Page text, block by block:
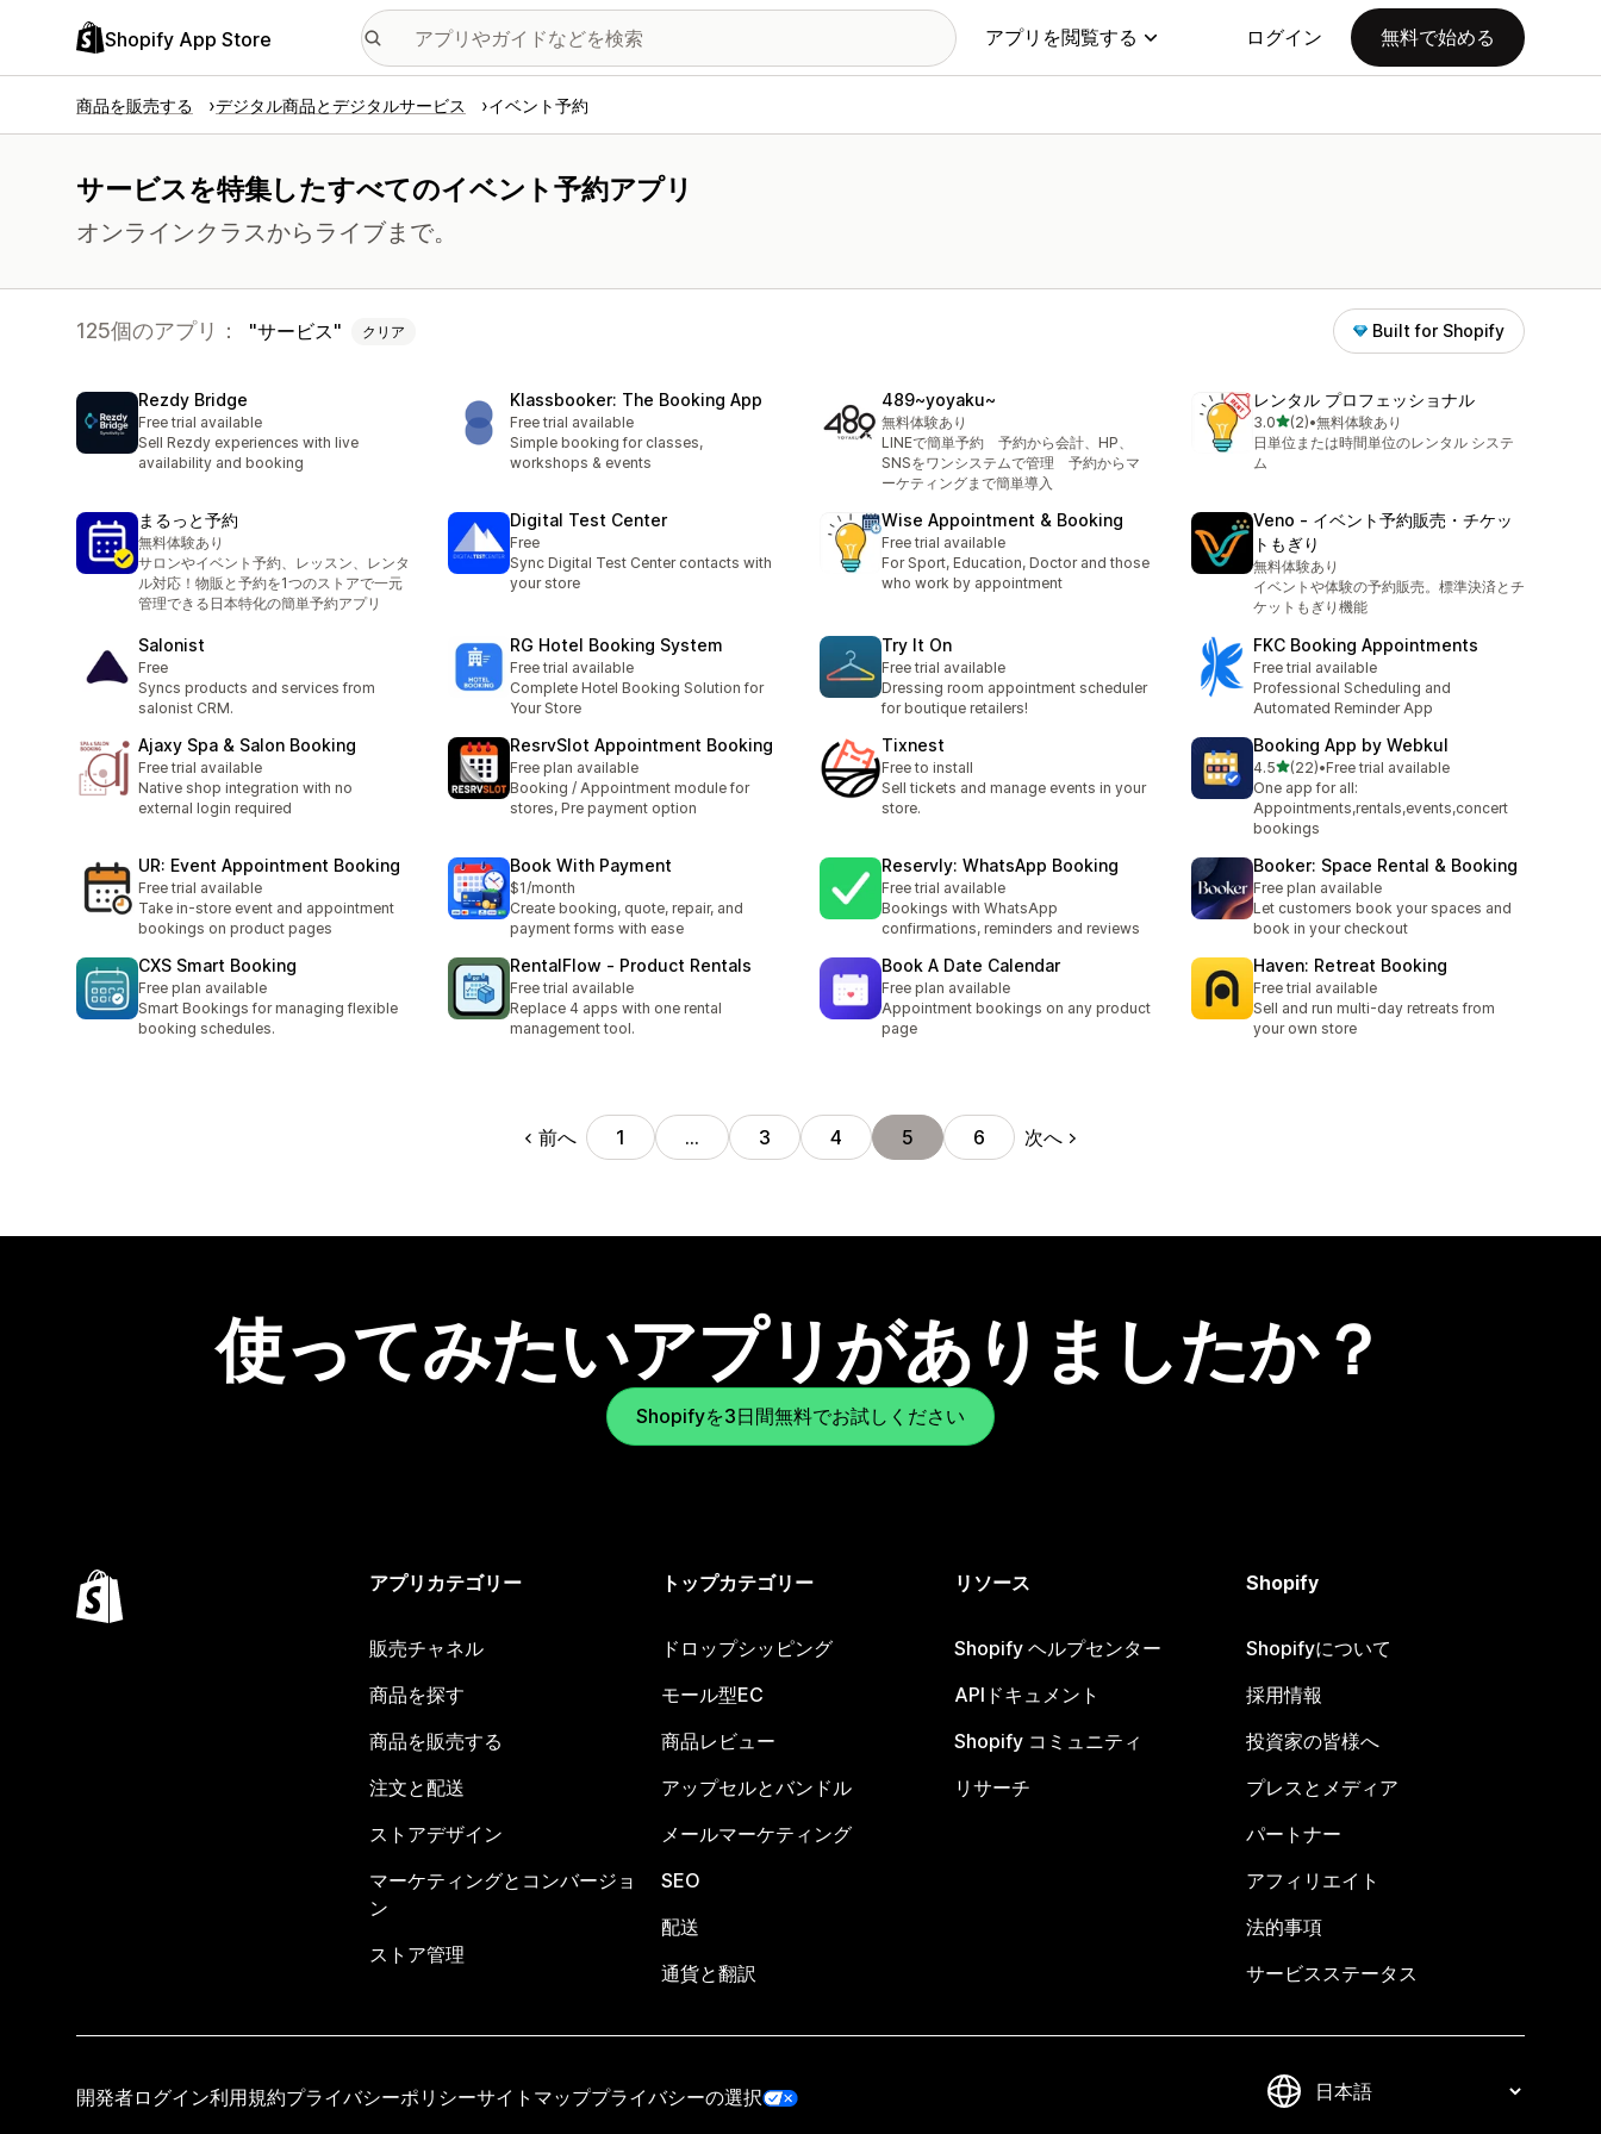
Shopify App Store アプリを閲覧する ログイン 無料で始める
商品を販売する デジタル商品とデジタルサービス イベント予約
サービスを特集したすべてのイベント予約アプリ
オンラインクラスからライブまで。
125個のアプリ： サービス クリア Built for Shopify
Rezdy Bridge
Free trial available
Sell Rezdy experiences with live
availability and booking
Klassbooker: The Booking App
Free trial available
Simple booking for classes,
workshops & events
489~yoyaku~
無料体験あり
LINEで簡単予約 予約から会計、HP、
SNSをワンシステムで管理 予約からマ
ーケティングまで簡単導入
レンタル プロフェッショナル
3.05つ星中
(2)
合計レビュー数：2件
•無料体験あり
日単位または時間単位のレンタル システ
ム
まるっと予約
無料体験あり
サロンやイベント予約、レッスン、レンタ
ル対応！物販と予約を1つのストアで一元
管理できる日本特化の簡単予約アプリ
Digital Test Center
Free
Sync Digital Test Center contacts with
your store
Wise Appointment & Booking
Free trial available
For Sport, Education, Doctor and those
who work by appointment
Veno ‑ イベント予約販売・チケッ
トもぎり
無料体験あり
イベントや体験の予約販売。標準決済とチ
ケットもぎり機能
Salonist
Free
Syncs products and services from
salonist CRM.
RG Hotel Booking System
Free trial available
Complete Hotel Booking Solution for
Your Store
Try It On
Free trial available
Dressing room appointment scheduler
for boutique retailers!
FKC Booking Appointments
Free trial available
Professional Scheduling and
Automated Reminder App
Ajaxy Spa & Salon Booking
Free trial available
Native shop integration with no
external login required
ResrvSlot Appointment Booking
Free plan available
Booking / Appointment module for
stores, Pre payment option
Tixnest
Free to install
Sell tickets and manage events in your
store.
Booking App by Webkul
4.55つ星中
(22)
合計レビュー数：22件
•Free trial available
One app for all:
Appointments,rentals,events,concert
bookings
UR: Event Appointment Booking
Free trial available
Take in-store event and appointment
bookings on product pages
Book With Payment
$1/month
Create booking, quote, repair, and
payment forms with ease
Reservly: WhatsApp Booking
Free trial available
Bookings with WhatsApp
confirmations, reminders and reviews
Booker: Space Rental & Booking
Free plan available
Let customers book your spaces and
book in your checkout
CXS Smart Booking
Free plan available
Smart Bookings for managing flexible
booking schedules.
RentalFlow ‑ Product Rentals
Free trial available
Replace 4 apps with one rental
management tool.
Book A Date Calendar
Free plan available
Appointment bookings on any product
page
Haven: Retreat Booking
Free trial available
Sell and run multi-day retreats from
your own store
前へ 1 … 3 4 5 6 次へ
使ってみたいアプリがありましたか？
Shopifyを3日間無料でお試しください
アプリカテゴリー
販売チャネル
商品を探す
商品を販売する
注文と配送
ストアデザイン
マーケティングとコンバージョ
ン
ストア管理
トップカテゴリー
ドロップシッピング
モール型EC
商品レビュー
アップセルとバンドル
メールマーケティング
SEO
配送
通貨と翻訳
リソース
Shopify ヘルプセンター
APIドキュメント
Shopify コミュニティ
リサーチ
Shopify
Shopifyについて
採用情報
投資家の皆様へ
プレスとメディア
パートナー
アフィリエイト
法的事項
サービスステータス
開発者ログイン利用規約プライバシーポリシーサイトマッププライバシーの選択